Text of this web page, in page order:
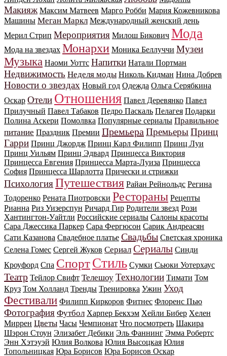
Макияж Максим Матвеев Марго Робби Мария Кожевникова
Машины Меган Маркл Международный женский день
Мерил Стрип Мероприятия Милош Бикович Мода
Мода на звездах Монархи Моника Беллуччи Музеи
Музыка Наоми Уоттс Напитки Натали Портман
Недвижимость Неделя моды Николь Кидман Нина Добрев
Новости о звездах Новый год Одежда Ольга Серябкина
Оскар Отели Отношения Павел Деревянко Павел
Прилучный Павел Табаков Педро Паскаль Пелагея Подарки
Полина Аскери Помолвка Популярные сериалы Правильное
питание Праздник Премии Премьера ПремьерыПринц
Гарри Принц Джордж Принц Карл Филипп Принц Луи
Принц Уильям Принц Эдвард Принцесса Виктория
Принцесса Евгения Принцесса Марта-Луиза Принцесса
София Принцесса Шарлотта Прически и стрижки
ПсихологияПутешествия Райан Рейнольдс Регина
Тодоренко Рената Пиотровски Рестораны Рецепты
Рианна Риз Уизерспун Ричард Гир Родители звезд Рози
Хантингтон-Уайтли Российские сериалы Салоны красоты
Сара Джессика Паркер Сара Фергюсон Сарик Андреасян
Сати Казанова Свадебное платье Свадьбы Светская хроника
Селена Гомес Сергей Жуков Сериал Сериалы Синди
Кроуфорд Спа СпортСтиль Сумки Сьюки Уотерхаус
Театр Тейлор Свифт Телешоу Технологии Тимати Том
Круз Том Холланд Тренды Тренировка Ужин Уход
Фестивали Филипп Киркоров Фитнес Флоренс Пью
Фотография Футбол Харпер Бекхэм Хейли Бибер Хелен
Миррен Цветы Часы Чемпионат Что посмотреть Шакира
Шэрон Стоун Элизабет Дебики Эль Фаннинг Эмма Робертс
Энн Хэтэуэй Юлия Волкова Юлия Высоцкая Юлия
Топольницкая Юра Борисов Юра Борисов Оскар